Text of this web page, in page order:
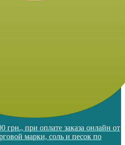
грн., при оплате заказа онлайн от
марки, соль и песок по